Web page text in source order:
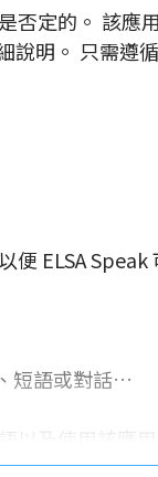
否定的。 該應
說明。 只需遵
ELSA Speak
短語或對話…